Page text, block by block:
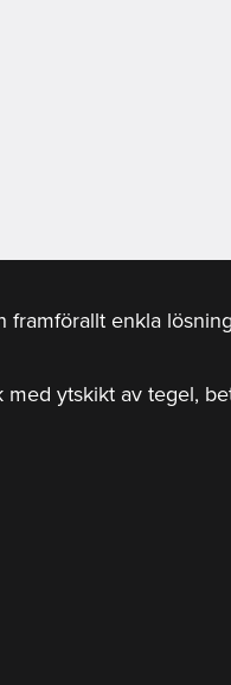
framförallt enkla
ytskikt av tegel,